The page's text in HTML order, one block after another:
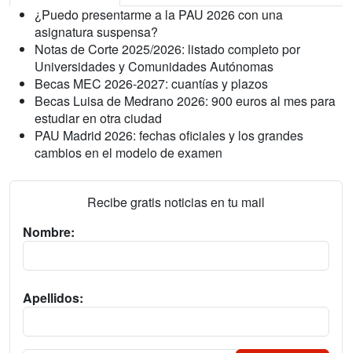
¿Puedo presentarme a la PAU 2026 con una
asignatura suspensa?
Notas de Corte 2025/2026: listado completo por
Universidades y Comunidades Autónomas
Becas MEC 2026-2027: cuantías y plazos
Becas Luisa de Medrano 2026: 900 euros al mes para
estudiar en otra ciudad
PAU Madrid 2026: fechas oficiales y los grandes
cambios en el modelo de examen
Recibe gratis noticias en tu mail
Nombre:
Apellidos: